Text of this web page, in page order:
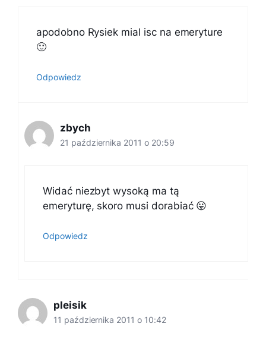
apodobno Rysiek mial isc na emeryture
🙂
Odpowiedz
zbych
21 października 2011 o 20:59
Widać niezbyt wysoką ma tą
emeryturę, skoro musi dorabiać 😛
Odpowiedz
pleisik
11 października 2011 o 10:42